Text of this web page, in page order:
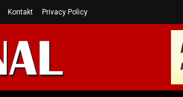
Kontakt Privacy Policy